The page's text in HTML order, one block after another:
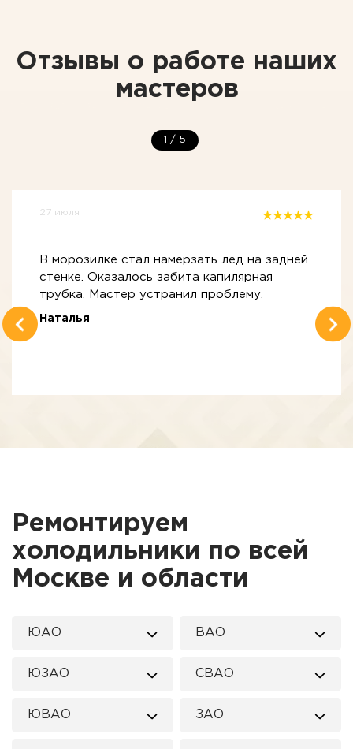
Отзывы о работе наших
мастеров
1 / 5
27 июля
В морозилке стал намерзать лед на задней
стенке. Оказалось забита капилярная
трубка. Мастер устранил проблему.
Наталья
Ремонтируем
холодильники по всей
Москве и области
ЮАО ВАО
ЮЗАО СВАО
ЮВАО ЗАО